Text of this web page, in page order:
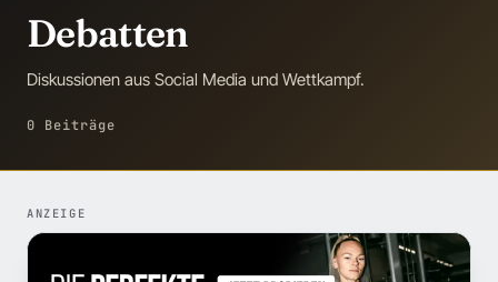
Debatten
Diskussionen aus Social Media und Wettkampf.
0 Beiträge
ANZEIGE